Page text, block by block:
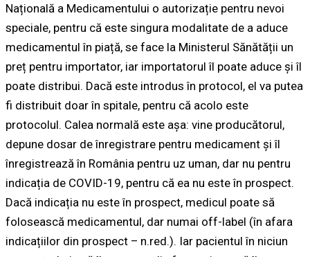
Națională a Medicamentului o autorizație pentru nevoi
speciale, pentru că este singura modalitate de a aduce
medicamentul în piață, se face la Ministerul Sănătății un
preț pentru importator, iar importatorul îl poate aduce și îl
poate distribui. Dacă este introdus în protocol, el va putea
fi distribuit doar în spitale, pentru că acolo este
protocolul. Calea normală este așa: vine producătorul,
depune dosar de înregistrare pentru medicament și îl
înregistrează în România pentru uz uman, dar nu pentru
indicația de COVID-19, pentru că ea nu este în prospect.
Dacă indicația nu este în prospect, medicul poate să
folosească medicamentul, dar numai off-label (în afara
indicațiilor din prospect – n.red.). Iar pacientul în niciun